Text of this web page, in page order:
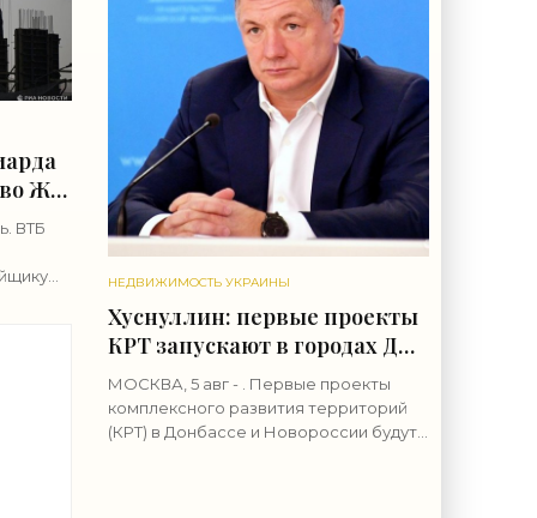
ЖК
ВТБ
НЕДВИЖИМОСТЬ УКРАИНЫ
Хуснуллин: первые проекты
КРТ запускают в городах ДНР
- «Строительство»
МОСКВА, 5 авг - . Первые проекты
комплексного развития территорий
(КРТ) в Донбассе и Новороссии будут